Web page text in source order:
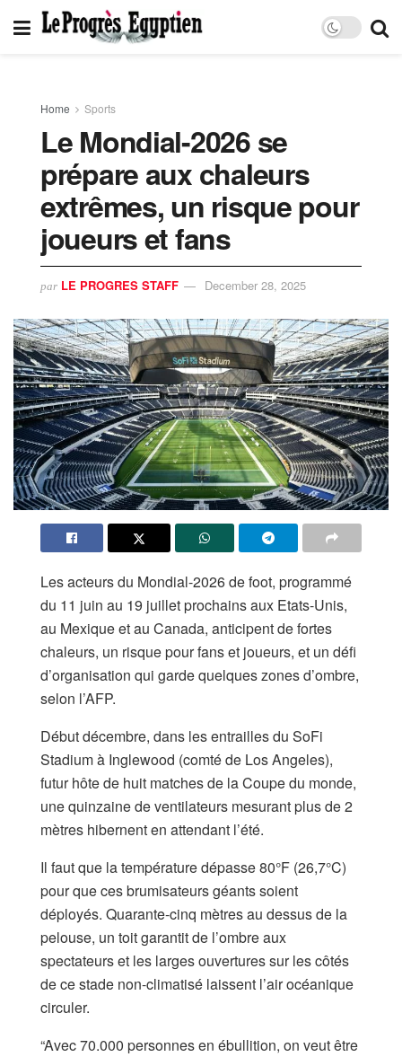
Home Sports
Le Mondial-2026 se
prépare aux chaleurs
extrêmes, un risque pour
joueurs et fans
par LE PROGRES STAFF December 28, 2025
Les acteurs du Mondial-2026 de foot, programmé
du 11 juin au 19 juillet prochains aux Etats-Unis,
au Mexique et au Canada, anticipent de fortes
chaleurs, un risque pour fans et joueurs, et un défi
d’organisation qui garde quelques zones d’ombre,
selon l’AFP.
Début décembre, dans les entrailles du SoFi
Stadium à Inglewood (comté de Los Angeles),
futur hôte de huit matches de la Coupe du monde,
une quinzaine de ventilateurs mesurant plus de 2
mètres hibernent en attendant l’été.
Il faut que la température dépasse 80°F (26,7°C)
pour que ces brumisateurs géants soient
déployés. Quarante-cinq mètres au dessus de la
pelouse, un toit garantit de l’ombre aux
spectateurs et les larges ouvertures sur les côtés
de ce stade non-climatisé laissent l’air océanique
circuler.
“Avec 70.000 personnes en ébullition, on veut être